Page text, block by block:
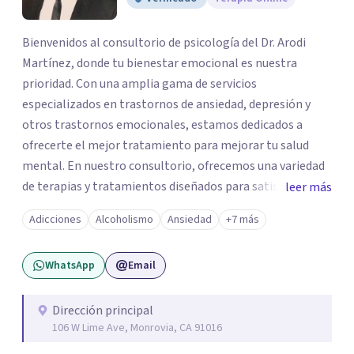
Bienvenidos al consultorio de psicología del Dr. Arodi
Martínez, donde tu bienestar emocional es nuestra
prioridad. Con una amplia gama de servicios
especializados en trastornos de ansiedad, depresión y
otros trastornos emocionales, estamos dedicados a
ofrecerte el mejor tratamiento para mejorar tu salud
mental. En nuestro consultorio, ofrecemos una variedad
de terapias y tratamientos diseñados para satisfacer tus
necesidades específicas: Terapia para Trastornos de
Ansiedad y Depresión: Somos expertos en el tratamiento
de la ansiedad y la depresión, utilizando enfoques
basados en evidencia para ayudarte a recuperar tu
Familiar: Trabajamos contigo y tus seres queridos para
fortalecer las relaciones y mejorar la dinámica familiar.
leer más
Adicciones Alcoholismo Ansiedad +7 más
WhatsApp Email
Dirección principal
106 W Lime Ave, Monrovia, CA 91016